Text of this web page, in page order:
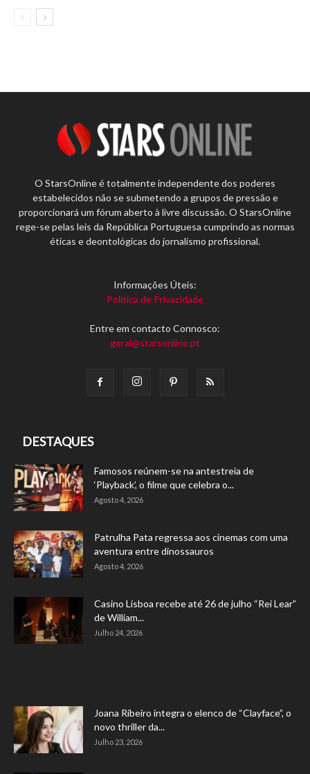
O StarsOnline é totalmente independente dos poderes
estabelecidos não se submetendo a grupos de pressão e
proporcionará um fórum aberto à livre discussão. O StarsOnline
rege-se pelas leis da República Portuguesa cumprindo as normas
éticas e deontológicas do jornalismo profissional.
Informações Úteis:
Política de Privacidade
Entre em contacto Connosco:
geral@starsonline.pt
DESTAQUES
Famosos reúnem-se na antestreia de
‘Playback’, o filme que celebra o...
Agosto 4, 2026
Patrulha Pata regressa aos cinemas com uma
aventura entre dinossauros
Agosto 4, 2026
Casino Lisboa recebe até 26 de julho “Rei Lear”
de William...
Julho 24, 2026
Joana Ribeiro integra o elenco de “Clayface”, o
novo thriller da...
Julho 23, 2026